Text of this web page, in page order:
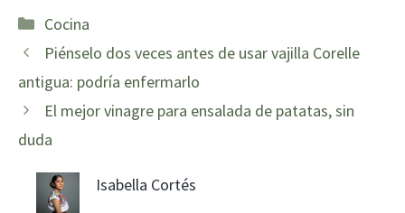
Categorías
Cocina
Piénselo dos veces antes de usar vajilla Corelle
antigua: podría enfermarlo
El mejor vinagre para ensalada de patatas, sin
duda
Isabella Cortés